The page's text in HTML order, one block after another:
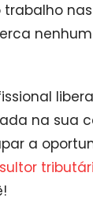
nas
na sua
a